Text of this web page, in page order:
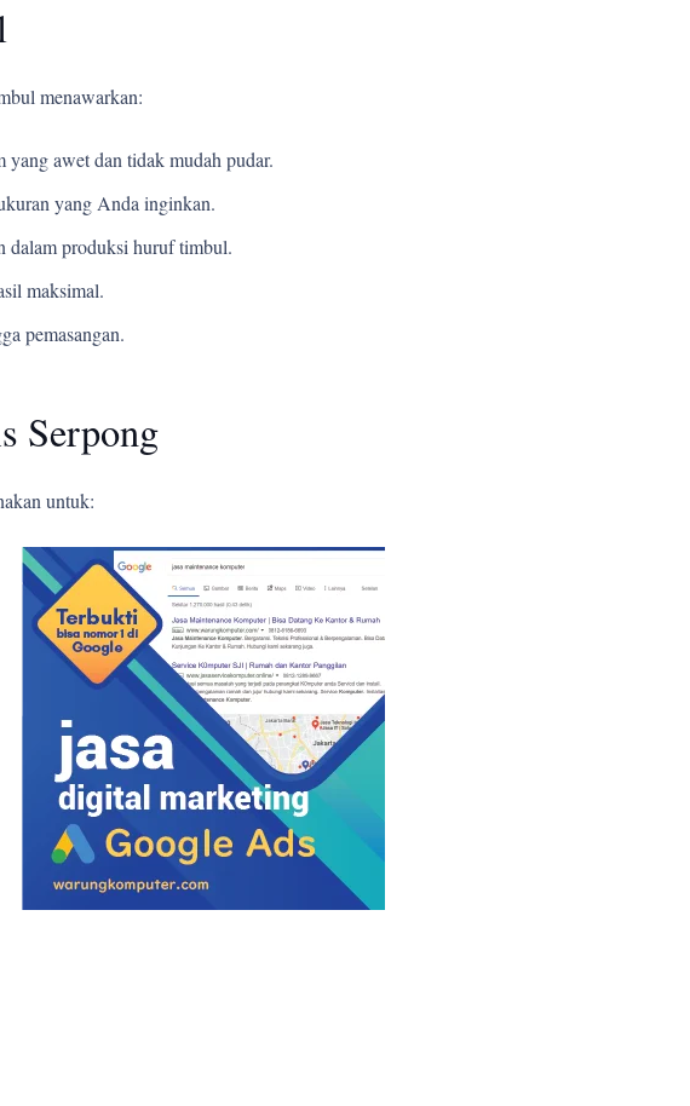
menawarkan:
awet dan tidak mudah pudar.
yang Anda inginkan.
dalam produksi huruf timbul.
maksimal.
pemasangan.
Serpong
untuk: